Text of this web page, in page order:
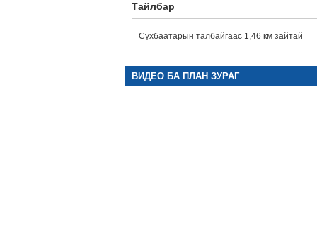
Тайлбар
Сүхбаатарын талбайгаас 1,46 км зайтай
ВИДЕО БА ПЛАН ЗУРАГ